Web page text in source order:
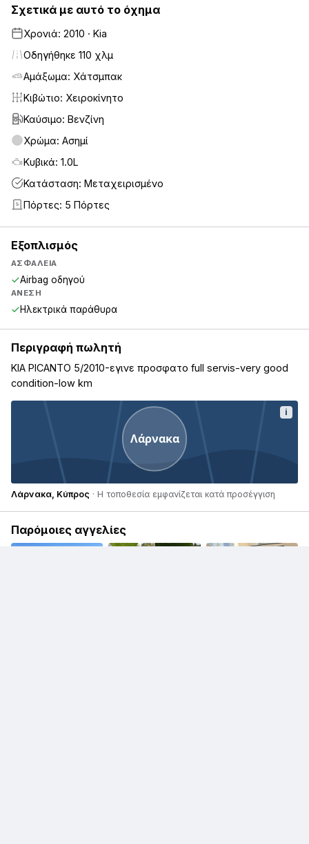
Σχετικά με αυτό το όχημα
Χρονιά: 2010 · Kia
Οδηγήθηκε 110 χλμ
Αμάξωμα: Χάτσμπακ
Κιβώτιο: Χειροκίνητο
Καύσιμο: Βενζίνη
Χρώμα: Ασημί
Κυβικά: 1.0L
Κατάσταση: Μεταχειρισμένο
5 Πόρτες: 5 Πόρτες
Εξοπλισμός
ΑΣΦΆΛΕΙΑ
Airbag οδηγού
ΆΝΕΣΗ
Ηλεκτρικά παράθυρα
Περιγραφή πωλητή
KIA PICANTO 5/2010-εγινε προσφατο full servis-very good
condition-low km
Λάρνακα
i
Λάρνακα, Κύπρος · Η τοποθεσία εμφανίζεται κατά προσέγγιση
Παρόμοιες αγγελίες